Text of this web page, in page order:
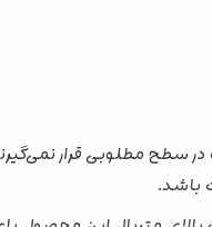
در سطح مطلوبی قرار
باشد.